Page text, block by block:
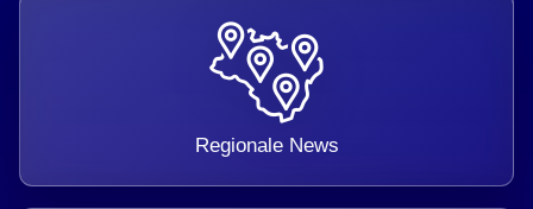
Regionale News